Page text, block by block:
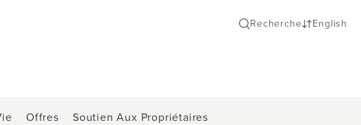
Recherche English
Offres Soutien Aux Propriétaires